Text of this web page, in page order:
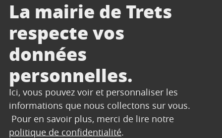
La mairie de Trets
respecte vos
données
personnelles.
Ici, vous pouvez voir et personnaliser les
informations que nous collectons sur vous.
Pour en savoir plus, merci de lire notre
politique de confidentialité.
CETTE AIDE CONSISTE À
ACCUEILLIR LES PERSONNES EN
DIFFICULTÉ ET CONCERNE
Les obligations alimentaires
Le placement en foyer, logement ou autres,
maison de retraite
L’aide ménagère
L’allocation personnalisée à l’autonomie